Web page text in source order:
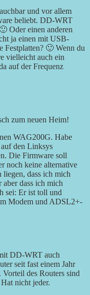
und vor allem
beliebt. DD-WRT
Oder einen anderen
ja einen mit USB-
Festplatten? 🙂 Wenn du
vielleicht auch ein
auf der Frequenz
zum neuen Heim!
WAG200G. Habe
den Linksys
Die Firmware soll
noch keine alternative
liegen, dass ich mich
aber dass ich mich
sei: Er ist toll und
Modem und ADSL2+-
DD-WRT auch
seit fast einem Jahr
des Routers sind
nicht jeder.